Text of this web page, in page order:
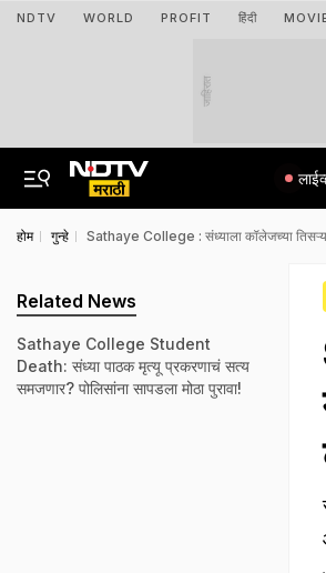
NDTV WORLD PROFIT हिंदी
जाहिरात
होम गुन्हे Sathaye College : संध्याला कॉलेजच्या
Related News
Sathaye College Student
Death: संध्या पाठक मृत्यू प्रकरणाचं सत्य
समजणार? पोलिसांना सापडला मोठा पुरावा!